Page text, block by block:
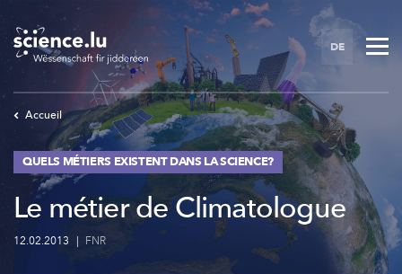
Skip
main
content
DE
Accueil
QUELS MÉTIERS EXISTENT DANS LA SCIENCE?
Le métier de Climatologue
12.02.2013 | FNR